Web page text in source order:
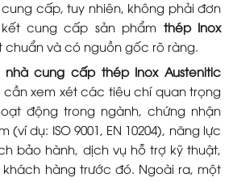
cấp, tuy nhiên, không phải đơn
cung cấp sản phẩm thép Inox
và có nguồn gốc rõ ràng.
nhà cung cấp thép Inox Austenitic
xem xét các tiêu chí quan trọng
động trong ngành, chứng nhận
dụ: ISO 9001, EN 10204), năng lực
bảo hành, dịch vụ hỗ trợ kỹ thuật,
hàng trước đó. Ngoài ra, một